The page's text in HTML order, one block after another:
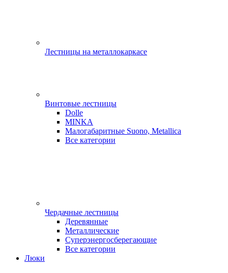
Лестницы на металлокаркасе
Винтовые лестницы
Dolle
MINKA
Малогабаритные Suono, Metallica
Все категории
Чердачные лестницы
Деревянные
Металлические
Суперэнергосберегающие
Все категории
Люки